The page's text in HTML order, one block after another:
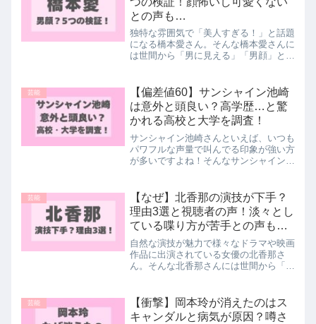
との声も…
独特な雰囲気で「美人すぎる！」と話題
になる橋本愛さん。そんな橋本愛さんに
は世間から「男に見える」「男顔」と指
の声もあるんです。そこで今回は橋本愛
さんは「男顔」なのか？...
芸能
【偏差値60】サンシャイン池崎
は意外と頭良い？高学歴…と驚
かれる高校と大学を調査！
サンシャイン池崎さんといえば、いつも
パワフルな声量で叫んでる印象が強い方
が多いですよね！そんなサンシャイン池
い「意外」な頭の良さが話題に。。。そ
こで今回はサンシャイン池...
芸能
【なぜ】北香那の演技が下手？
理由3選と視聴者の声！淡々とし
ている喋り方が苦手との声も…
自然な演技が魅力で様々なドラマや映画
作品に出演されている女優の北香那さ
ん。そんな北香那さんには世間から「演
いて苦手という声も...そこで今回は北香
那さんが「演技下手」と...
芸能
【衝撃】岡本玲が消えたのはス
キャンダルと病気が原因？噂さ